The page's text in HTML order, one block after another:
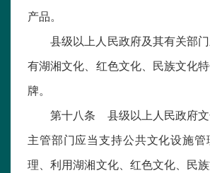
产品。
县级以上人民政府及其有关部
有湖湘文化、红色文化、民族文化
牌。
第十八条 县级以上人民政府
主管部门应当支持公共文化设施
理、利用湖湘文化、红色文化、民